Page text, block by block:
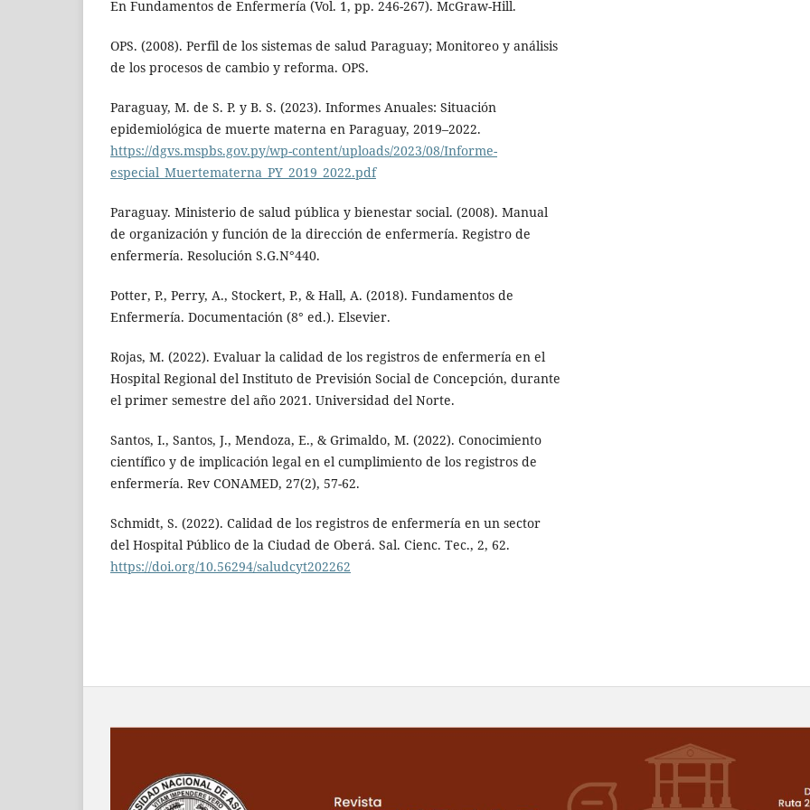
En Fundamentos de Enfermería (Vol. 1, pp. 246-267). McGraw-Hill.
OPS. (2008). Perfil de los sistemas de salud Paraguay; Monitoreo y análisis
de los procesos de cambio y reforma. OPS.
Paraguay, M. de S. P. y B. S. (2023). Informes Anuales: Situación
epidemiológica de muerte materna en Paraguay, 2019–2022.
https://dgvs.mspbs.gov.py/wp-content/uploads/2023/08/Informe-
especial_Muertematerna_PY_2019_2022.pdf
Paraguay. Ministerio de salud pública y bienestar social. (2008). Manual
de organización y función de la dirección de enfermería. Registro de
enfermería. Resolución S.G.N°440.
Potter, P., Perry, A., Stockert, P., & Hall, A. (2018). Fundamentos de
Enfermería. Documentación (8° ed.). Elsevier.
Rojas, M. (2022). Evaluar la calidad de los registros de enfermería en el
Hospital Regional del Instituto de Previsión Social de Concepción, durante
el primer semestre del año 2021. Universidad del Norte.
Santos, I., Santos, J., Mendoza, E., & Grimaldo, M. (2022). Conocimiento
científico y de implicación legal en el cumplimiento de los registros de
enfermería. Rev CONAMED, 27(2), 57-62.
Schmidt, S. (2022). Calidad de los registros de enfermería en un sector
del Hospital Público de la Ciudad de Oberá. Sal. Cienc. Tec., 2, 62.
https://doi.org/10.56294/saludcyt202262